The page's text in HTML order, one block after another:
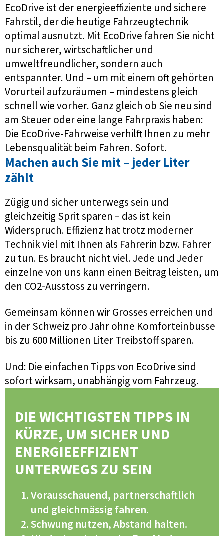
EcoDrive ist der energieeffiziente und sichere
Fahrstil, der die heutige Fahrzeugtechnik
optimal ausnutzt. Mit EcoDrive fahren Sie nicht
nur sicherer, wirtschaftlicher und
umweltfreundlicher, sondern auch
entspannter. Und – um mit einem oft gehörten
Vorurteil aufzuräumen – mindestens gleich
schnell wie vorher. Ganz gleich ob Sie neu sind
am Steuer oder eine lange Fahrpraxis haben:
Die EcoDrive-Fahrweise verhilft Ihnen zu mehr
Lebensqualität beim Fahren. Sofort.
Machen auch Sie mit – jeder Liter
zählt
Zügig und sicher unterwegs sein und
gleichzeitig Sprit sparen – das ist kein
Widerspruch. Effizienz hat trotz moderner
Technik viel mit Ihnen als Fahrerin bzw. Fahrer
zu tun. Es braucht nicht viel. Jede und Jeder
einzelne von uns kann einen Beitrag leisten, um
den CO2-Ausstoss zu verringern.
Gemeinsam können wir Grosses erreichen und
in der Schweiz pro Jahr ohne Komforteinbusse
bis zu 600 Millionen Liter Treibstoff sparen.
Und: Die einfachen Tipps von EcoDrive sind
sofort wirksam, unabhängig vom Fahrzeug.
DIE WICHTIGSTEN TIPPS IN
KÜRZE, UM SICHER UND
ENERGIEEFFIZIENT
UNTERWEGS ZU SEIN
Vorausschauend, partnerschaftlich
und gleichmässig fahren.
Schwung nutzen, Abstand halten.